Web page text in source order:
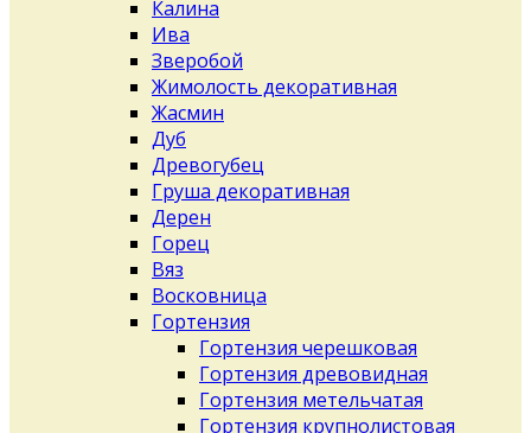
Калина
Ива
Зверобой
Жимолость декоративная
Жасмин
Дуб
Древогубец
Груша декоративная
Дерен
Горец
Вяз
Восковница
Гортензия
Гортензия черешковая
Гортензия древовидная
Гортензия метельчатая
Гортензия крупнолистовая